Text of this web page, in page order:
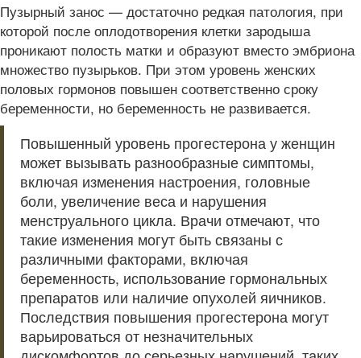
Пузырный занос — достаточно редкая патология, при
которой после оплодотворения клетки зародыша
проникают полость матки и образуют вместо эмбриона
множество пузырьков. При этом уровень женских
половых гормонов повышен соответственно сроку
беременности, но беременность не развивается.
Повышенный уровень прогестерона у женщин
может вызывать разнообразные симптомы,
включая изменения настроения, головные
боли, увеличение веса и нарушения
менструального цикла. Врачи отмечают, что
такие изменения могут быть связаны с
различными факторами, включая
беременность, использование гормональных
препаратов или наличие опухолей яичников.
Последствия повышения прогестерона могут
варьироваться от незначительных